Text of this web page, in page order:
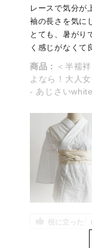
レースで気分が
袖の長さを気に
とても、暑がり
く感じがなくて
商品：
＜半襦
よなら！大人
- あじさいwhite
役に立った